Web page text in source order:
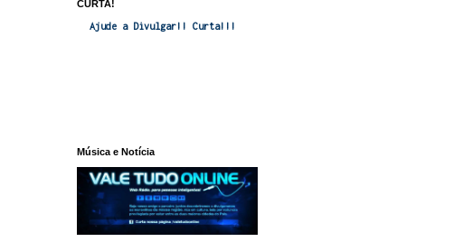
CURTA!
Ajude a Divulgar!! Curta!!!
Música e Notícia